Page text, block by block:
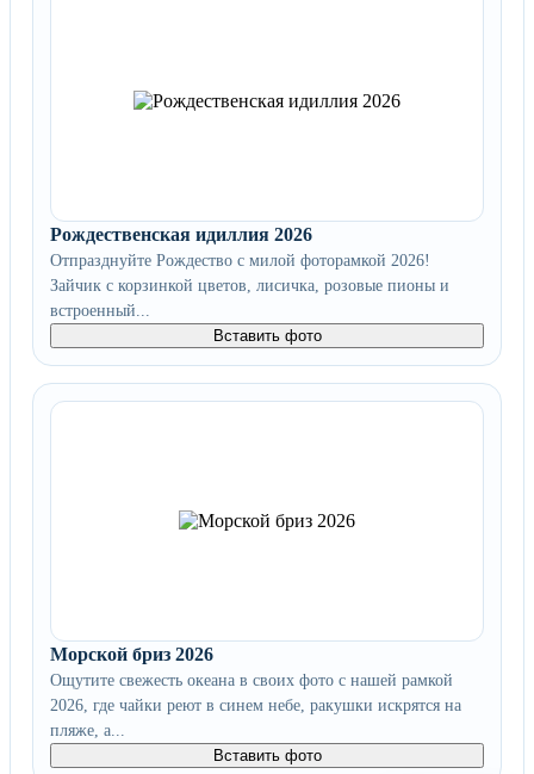
Рождественская идиллия 2026
Отпразднуйте Рождество с милой фоторамкой 2026!
Зайчик с корзинкой цветов, лисичка, розовые пионы и
встроенный...
Вставить фото
Морской бриз 2026
Ощутите свежесть океана в своих фото с нашей рамкой
2026, где чайки реют в синем небе, ракушки искрятся на
пляже, а...
Вставить фото